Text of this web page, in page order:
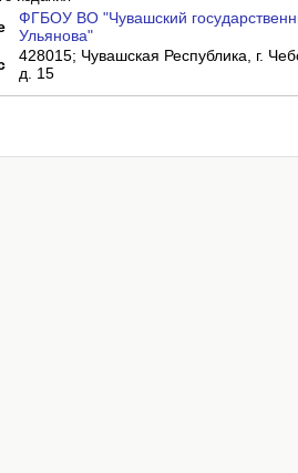
ФГБОУ ВО "Чувашский
Ульянова"
428015; Чувашская Республика, г.
д. 15